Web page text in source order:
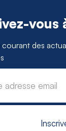
vous
des